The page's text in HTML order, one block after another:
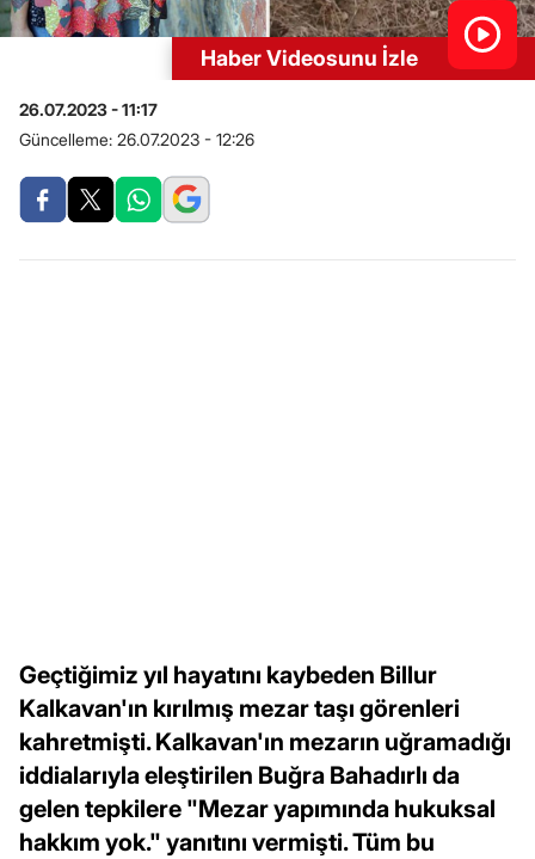
Haber Videosunu İzle
26.07.2023 - 11:17
Güncelleme: 26.07.2023 - 12:26
Geçtiğimiz yıl hayatını kaybeden Billur
Kalkavan'ın kırılmış mezar taşı görenleri
kahretmişti. Kalkavan'ın mezarın uğramadığı
iddialarıyla eleştirilen Buğra Bahadırlı da
gelen tepkilere "Mezar yapımında hukuksal
hakkım yok." yanıtını vermişti. Tüm bu